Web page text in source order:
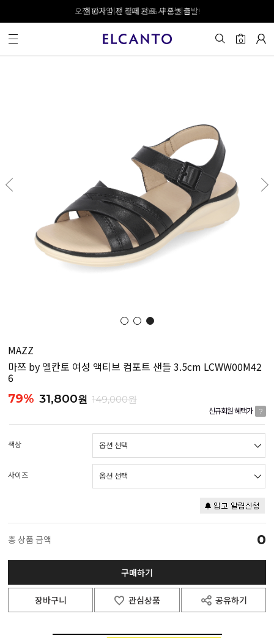
오전 10시 이전 결제 완료 시 오늘 출발!
회원가입 시 최대 20% 쿠폰 지급
0
MAZZ
마쯔 by 엘칸토 여성 액티브 컴포트 샌들 3.5cm LCWW00M42
6
79% 31,800원 149,000원
신규회원 혜택가 ?
색상
사이즈
총 상품 금액 0
구매하기
장바구니 관심상품 공유하기